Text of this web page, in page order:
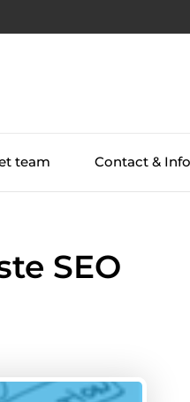
team Contact & Info
SEO